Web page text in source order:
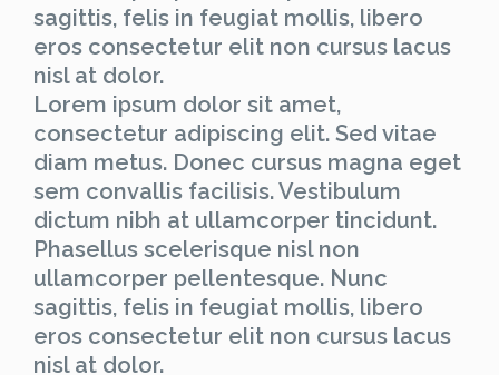
sagittis, felis in feugiat mollis, libero
eros consectetur elit non cursus lacus
nisl at dolor.
Lorem ipsum dolor sit amet,
consectetur adipiscing elit. Sed vitae
diam metus. Donec cursus magna eget
sem convallis facilisis. Vestibulum
dictum nibh at ullamcorper tincidunt.
Phasellus scelerisque nisl non
ullamcorper pellentesque. Nunc
sagittis, felis in feugiat mollis, libero
eros consectetur elit non cursus lacus
nisl at dolor.